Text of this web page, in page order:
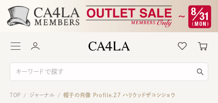
TOP / ジャーナル / 帽子の肖像 Profile.27 ハリウッドザコシショウ